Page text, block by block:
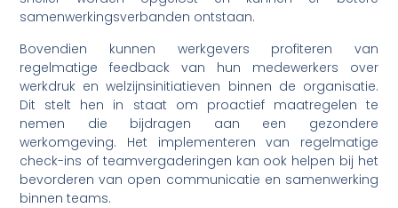
samenwerkingsverbanden ontstaan.
Bovendien kunnen werkgevers profiteren van
regelmatige feedback van hun medewerkers over
werkdruk en welzijnsinitiatieven binnen de organisatie.
Dit stelt hen in staat om proactief maatregelen te
nemen die bijdragen aan een gezondere
werkomgeving. Het implementeren van regelmatige
check-ins of teamvergaderingen kan ook helpen bij het
bevorderen van open communicatie en samenwerking
binnen teams.